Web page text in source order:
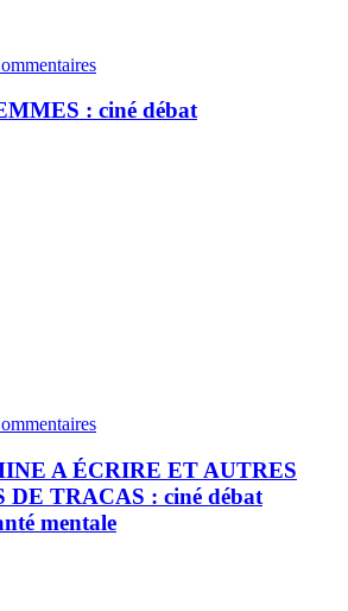
: ciné débat
A ÉCRIRE ET AUTRES
DE TRACAS : ciné débat
mentale